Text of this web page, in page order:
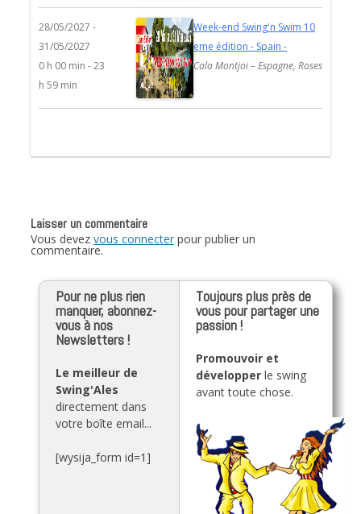
28/05/2027 -
31/05/2027
0 h 00 min - 23
h 59 min
Week-end Swing'n Swim 10
eme édition - Spain -
Cala Montjoi – Espagne, Roses
Laisser un commentaire
Vous devez vous connecter pour publier un
commentaire.
Pour ne plus rien
manquer, abonnez-
vous à nos
Newsletters !
Le meilleur de
Swing'Ales
directement dans
votre boîte email...
[wysija_form id=1]
Toujours plus près de
vous pour partager une
passion !
Promouvoir et
développer le swing
avant toute chose.